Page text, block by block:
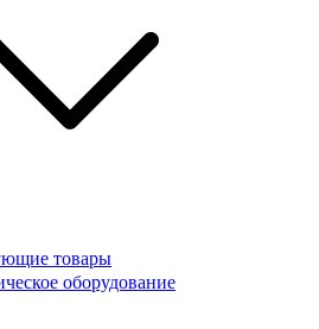
товары
оборудование